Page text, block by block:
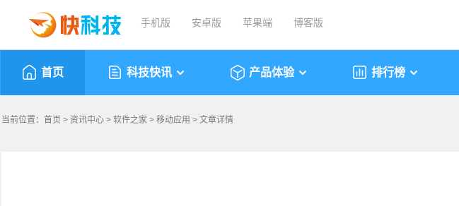
手机版 安卓版 苹果端 博客版
首页 科技快讯 产品体验 排行榜
当前位置： 首页 > 资讯中心 > 软件之家 > 移动应用 > 文章详情